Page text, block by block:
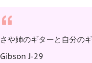
さや姉のギターと自分の
Gibson J-29